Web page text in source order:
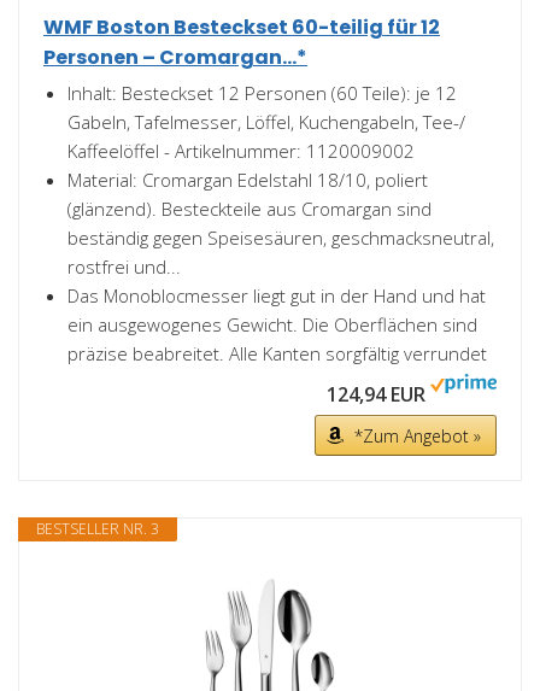
WMF Boston Besteckset 60-teilig für 12
Personen – Cromargan...*
Inhalt: Besteckset 12 Personen (60 Teile): je 12
Gabeln, Tafelmesser, Löffel, Kuchengabeln, Tee-/
Kaffeelöffel - Artikelnummer: 1120009002
Material: Cromargan Edelstahl 18/10, poliert
(glänzend). Besteckteile aus Cromargan sind
beständig gegen Speisesäuren, geschmacksneutral,
rostfrei und...
Das Monoblocmesser liegt gut in der Hand und hat
ein ausgewogenes Gewicht. Die Oberflächen sind
präzise beabreitet. Alle Kanten sorgfältig verrundet
124,94 EUR
*Zum Angebot »
BESTSELLER NR. 3